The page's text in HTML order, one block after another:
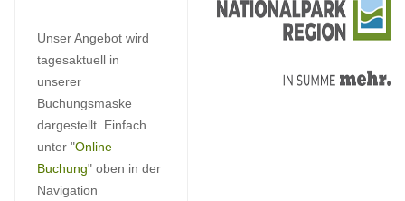
Unser Angebot wird
tagesaktuell in
unserer
Buchungsmaske
dargestellt. Einfach
unter "Online
Buchung" oben in der
Navigation